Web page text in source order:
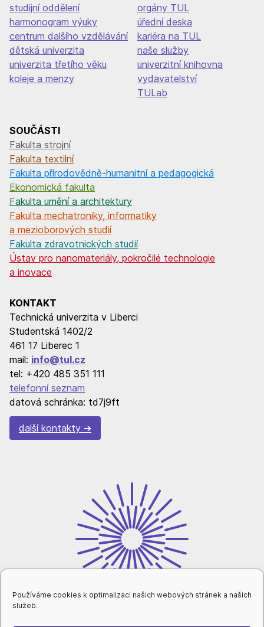
Používáme cookies k optimalizaci našich webových stránek a našich
služeb.
studijní oddělení
harmonogram výuky
centrum dalšího vzdělávání
dětská univerzita
univerzita třetího věku
koleje a menzy
orgány TUL
úřední deska
kariéra na TUL
naše služby
univerzitní knihovna
vydavatelství
TULab
SOUČÁSTI
Fakulta strojní
Fakulta textilní
Fakulta přírodovědně-humanitní a pedagogická
Ekonomická fakulta
Fakulta umění a architektury
Fakulta mechatroniky, informatiky
a mezioborových studií
Fakulta zdravotnických studií
Ústav pro nanomateriály, pokročilé technologie
a inovace
KONTAKT
Technická univerzita v Liberci
Studentská 1402/2
461 17 Liberec 1
mail: info@tul.cz
tel: +420 485 351 111
telefonní seznam
datová schránka: td7j9ft
další kontakty